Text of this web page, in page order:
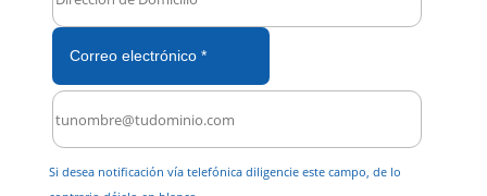
Correo electrónico *
Si desea notificación vía telefónica diligencie este campo, de lo